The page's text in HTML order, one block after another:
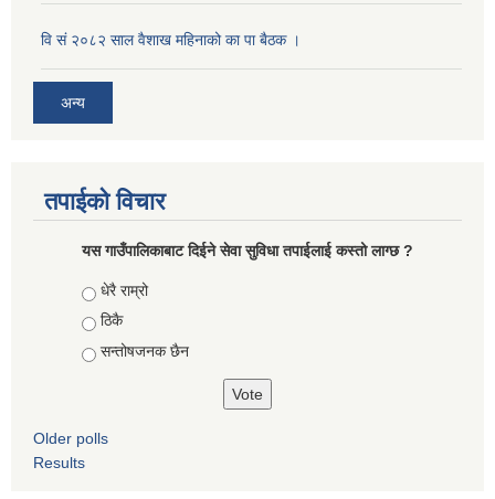
वि सं २०८२ साल वैशाख महिनाको का पा बैठक ।
अन्य
तपाईको विचार
यस गाउँपालिकाबाट दिईने सेवा सुविधा तपाईलाई कस्तो लाग्छ ?
Choices
धेरै राम्रो
ठिकै
सन्तोषजनक छैन
Older polls
Results